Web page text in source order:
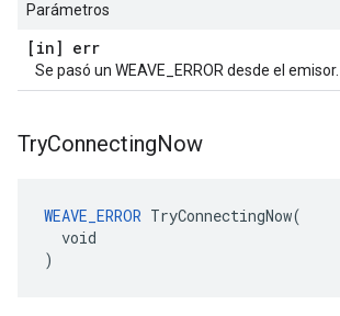
Parámetros
[in] err
Se pasó un WEAVE_ERROR desde el emisor.
TryConnectingNow
WEAVE_ERROR TryConnectingNow(
  void
)